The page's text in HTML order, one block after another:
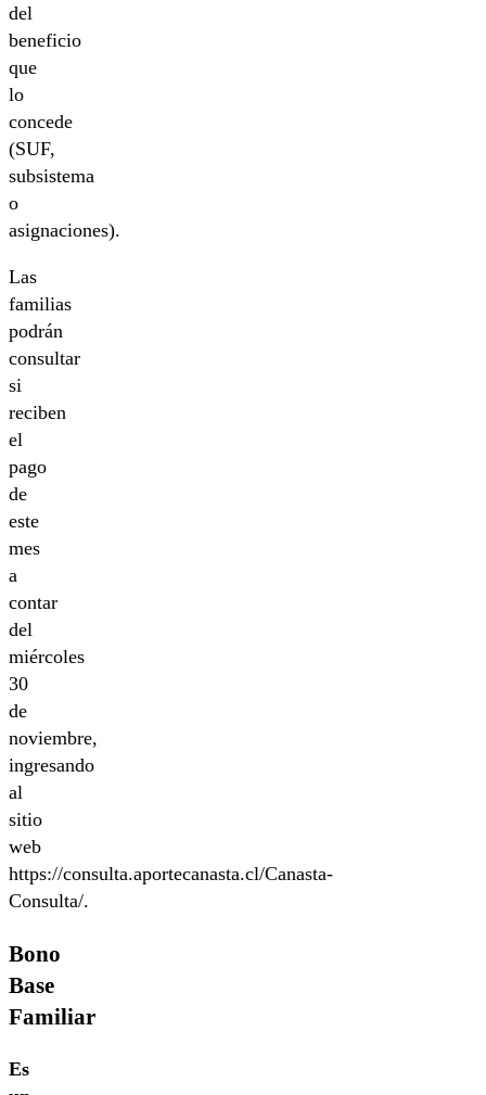
del
beneficio
que
lo
concede
(SUF,
subsistema
o
asignaciones).
Las
familias
podrán
consultar
si
reciben
el
pago
de
este
mes
a
contar
del
miércoles
30
de
noviembre,
ingresando
al
sitio
web
https://consulta.aportecanasta.cl/Canasta-
Consulta/.
Bono
Base
Familiar
Es